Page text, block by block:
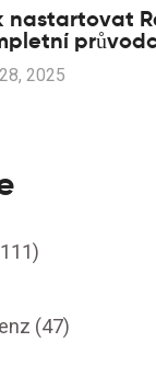
nastartovat
2025
(47)